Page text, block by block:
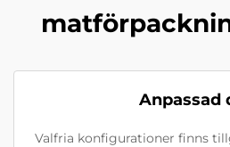
Anpassad
Valfria konfigurationer finns